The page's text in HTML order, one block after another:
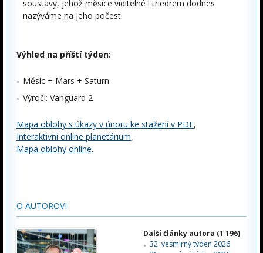
soustavy, jehož měsíce viditelné i triedrem dodnes
nazýváme na jeho počest.
Výhled na příští týden:
Měsíc + Mars + Saturn
Výročí: Vanguard 2
Mapa oblohy s úkazy v únoru ke stažení v PDF,
Interaktivní online planetárium,
Mapa oblohy online.
O AUTOROVI
Další články autora (1 196)
32. vesmírný týden 2026